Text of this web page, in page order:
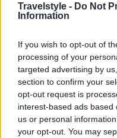
Travelstyle - Do Not
Information
If you wish to opt-out of
processing of your
targeted advertising by
section to confirm your
opt-out request is
interest-based ads
us or personal
your opt-out. You may
KLM: «Οι νέοι
Το Schiphol
σημαντικά τον
αναχωρούν αυτόν τον
για τηνKLM.